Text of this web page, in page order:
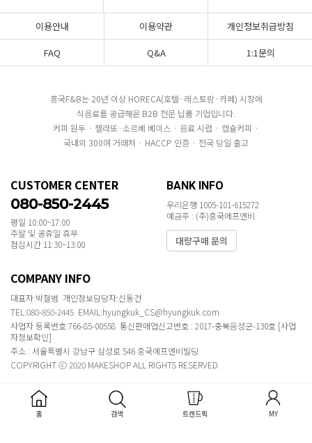
이용안내 이용약관
개인정보취급방침
FAQ
Q&A 1:1문의
흥국F&B는 20년 이상 HORECA(호텔·레스토랑·카페) 시장에
식음료를 공급해온 B2B 전문 납품 기업입니다.
커피 원두 · 젤라또·소르베 베이스 · 음료 시럽 · 캡슐커피 ·
국내외 300여 거래처 · HACCP 인증 · 전국 당일 출고
CUSTOMER CENTER
080-850-2445
평일 10:00~17:00
주말 및 공휴일 휴무
점심시간 11:30~13:00
BANK INFO
우리은행 1005-101-615272
예금주 : (주)흥국에프엔비
대량구매 문의
COMPANY INFO
대표자:박철범 개인정보담당자:신동건
TEL:080-850-2445 EMAIL:hyungkuk_CS@hyungkuk.com
사업자 등록번호:766-85-00558 통신판매업신고번호 : 2017-충북음성군-130호 [사업
자정보확인]
주소 : 서울특별시 강남구 삼성로 546 흥국에프엔비빌딩
COPYRIGHT ⓒ 2020 MAKESHOP ALL RIGHTS RESERVED.
홈 검색 트렌드픽 MY